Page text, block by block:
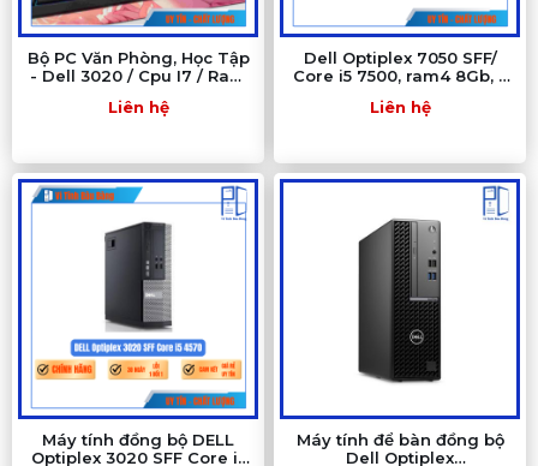
Bộ PC Văn Phòng, Học Tập
- Dell 3020 / Cpu I7 / Ram
Liên hệ
Dell Optiplex 7050 SFF/
Core i5 7500, ram4 8Gb, ổ
Liên hệ
Máy tính đồng bộ DELL
Optiplex 3020 SFF Core i5
Máy tính để bàn đồng bộ
Dell Optiplex